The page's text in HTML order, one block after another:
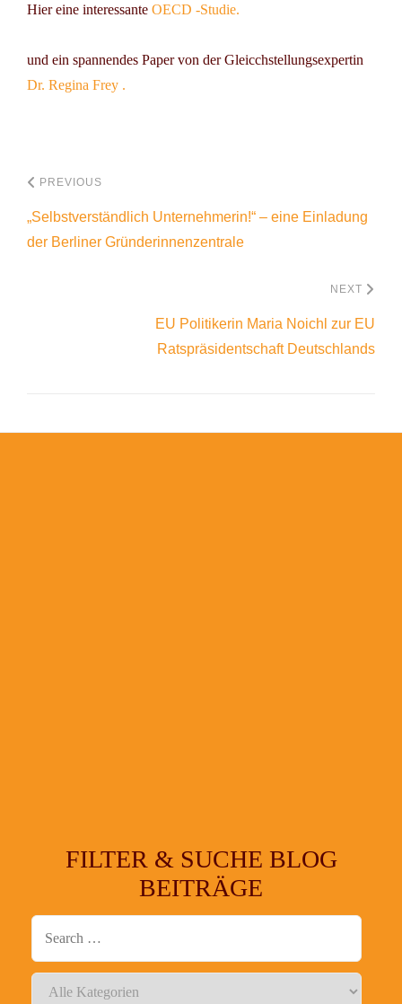
Hier eine interessante OECD -Studie.
und ein spannendes Paper von der Gleicchstellungsexpertin
Dr. Regina Frey .
PREVIOUS
„Selbstverständlich Unternehmerin!“ – eine Einladung
der Berliner Gründerinnenzentrale
NEXT
EU Politikerin Maria Noichl zur EU
Ratspräsidentschaft Deutschlands
FILTER & SUCHE BLOG
BEITRÄGE